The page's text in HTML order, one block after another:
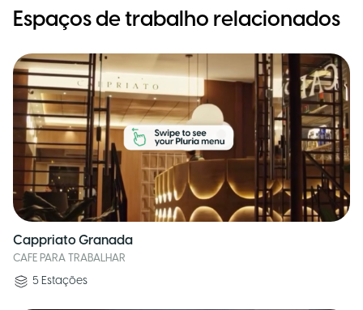
Espaços de trabalho relacionados
Cappriato Granada
CAFE PARA TRABALHAR
5 Estações